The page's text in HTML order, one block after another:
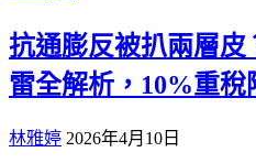
抗通膨反被扒兩層皮
雷全解析，10%重稅
林雅婷 2026年4月10日